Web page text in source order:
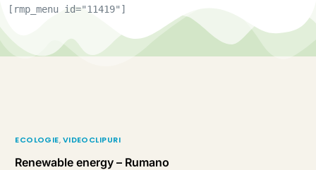
[rmp_menu id="11419"]
ECOLOGIE,VIDEOCLIPURI
Renewable energy – Rumano